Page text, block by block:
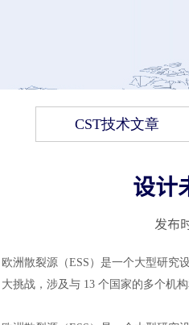
CST技术文章
设计
发布
欧洲散裂源（ESS）是一个大型研究
大挑战，涉及与 13 个国家的多个机